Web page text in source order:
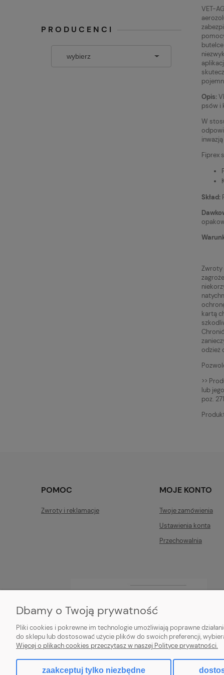
PRODUCENCI
VET-
Opis:
psów i
W
Fiprex
Skład:
Zwroty
kartą
odzież
>>
lub
poz.
POMOC
Zwroty i reklamacje
MOJE KONTO
Twoje zamówienia
Ustawienia konta
Przechowalnia
Dbamy o Twoją prywatność
Pliki cookies i pokrewne im technologie umożliwiają poprawne
do sklepu lub dostosować użycie plików do swoich preferencji,
Więcej o plikach cookies przeczytasz w naszej Polityce prywatności.
zaakceptuj tylko niezbędne